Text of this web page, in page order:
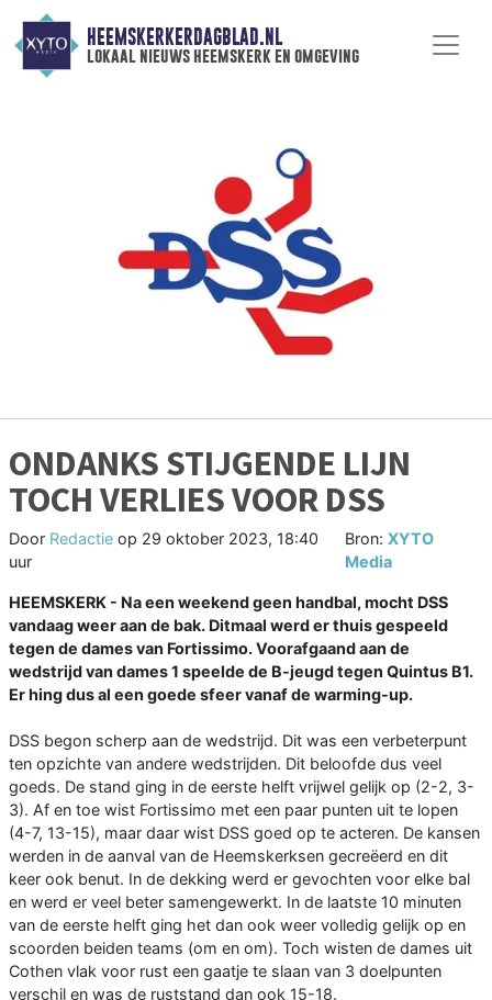
HEEMSKERKERDAGBLAD.NL
lokaal nieuws heemskerk en omgeving
ONDANKS STIJGENDE LIJN
TOCH VERLIES VOOR DSS
Door Redactie op 29 oktober 2023, 18:40
uur
Bron: XYTO
Media
HEEMSKERK - Na een weekend geen handbal, mocht DSS
vandaag weer aan de bak. Ditmaal werd er thuis gespeeld
tegen de dames van Fortissimo. Voorafgaand aan de
wedstrijd van dames 1 speelde de B-jeugd tegen Quintus B1.
Er hing dus al een goede sfeer vanaf de warming-up.
DSS begon scherp aan de wedstrijd. Dit was een verbeterpunt
ten opzichte van andere wedstrijden. Dit beloofde dus veel
goeds. De stand ging in de eerste helft vrijwel gelijk op (2-2, 3-
3). Af en toe wist Fortissimo met een paar punten uit te lopen
(4-7, 13-15), maar daar wist DSS goed op te acteren. De kansen
werden in de aanval van de Heemskerksen gecreëerd en dit
keer ook benut. In de dekking werd er gevochten voor elke bal
en werd er veel beter samengewerkt. In de laatste 10 minuten
van de eerste helft ging het dan ook weer volledig gelijk op en
scoorden beiden teams (om en om). Toch wisten de dames uit
Cothen vlak voor rust een gaatje te slaan van 3 doelpunten
verschil en was de ruststand dan ook 15-18.